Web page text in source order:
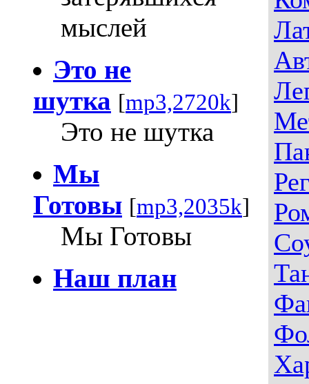
мыслей
Это не
шутка [mp3,2720k]
Это не шутка
Мы
Готовы [mp3,2035k]
Мы Готовы
Наш план